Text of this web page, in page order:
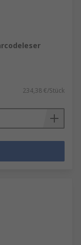
234,38 €/Stück